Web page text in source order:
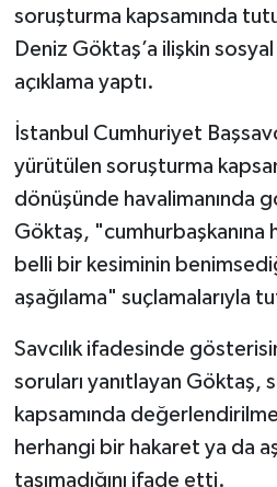
soruşturma kapsamında
Deniz Göktaş’a ilişkin
açıklama yaptı.
İstanbul Cumhuriyet
yürütülen soruşturma
dönüşünde havalimanında
Göktaş, "cumhurbaşkanına
belli bir kesiminin
aşağılama" suçlamalarıyla
Savcılık ifadesinde
soruları yanıtlayan Göktaş,
kapsamında
herhangi bir hakaret ya da
taşımadığını ifade etti.